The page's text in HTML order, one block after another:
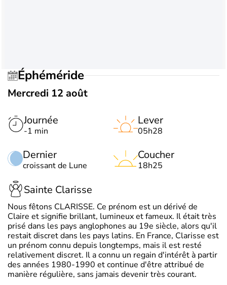
Éphéméride
Mercredi 12 août
Journée
-1 min
Dernier
croissant de Lune
Lever
05h28
Coucher
18h25
Sainte Clarisse
Nous fêtons CLARISSE. Ce prénom est un dérivé de
Claire et signifie brillant, lumineux et fameux. Il était très
prisé dans les pays anglophones au 19e siècle, alors qu'il
restait discret dans les pays latins. En France, Clarisse est
un prénom connu depuis longtemps, mais il est resté
relativement discret. Il a connu un regain d'intérêt à partir
des années 1980-1990 et continue d'être attribué de
manière régulière, sans jamais devenir très courant.